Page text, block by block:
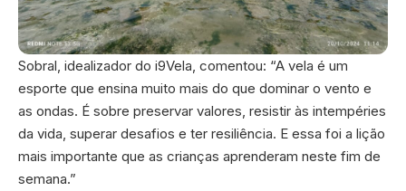
Sobral, idealizador do i9Vela, comentou: “A vela é um
esporte que ensina muito mais do que dominar o vento e
as ondas. É sobre preservar valores, resistir às intempéries
da vida, superar desafios e ter resiliência. E essa foi a lição
mais importante que as crianças aprenderam neste fim de
semana.”